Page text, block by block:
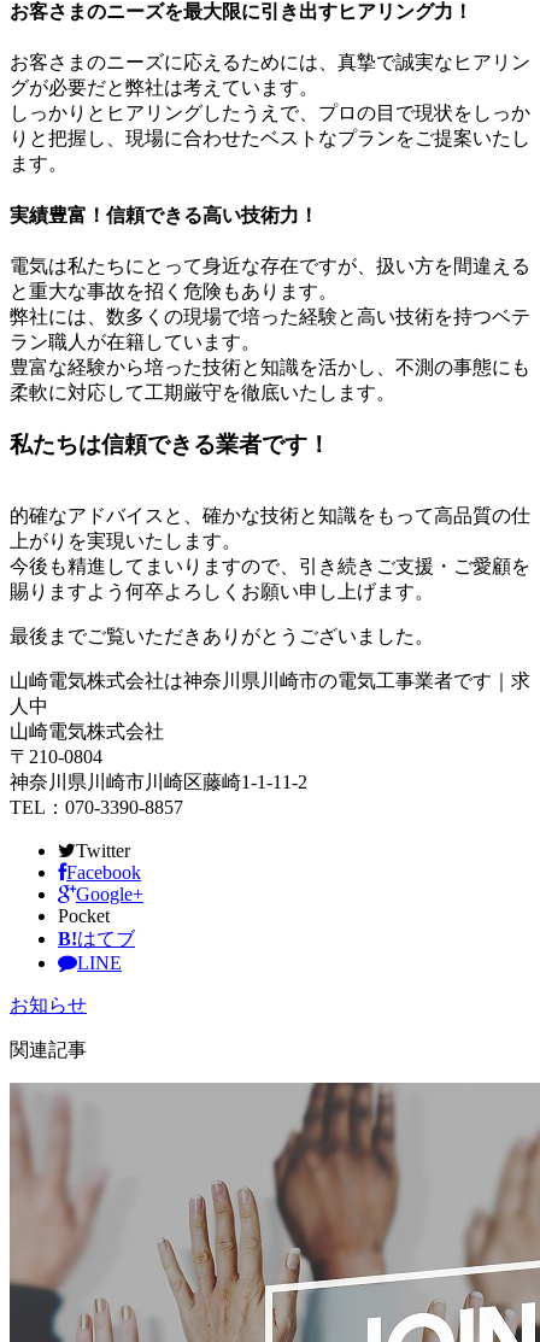
お客さまのニーズを最大限に引き出すヒアリング力！
お客さまのニーズに応えるためには、真摯で誠実なヒアリン
グが必要だと弊社は考えています。
しっかりとヒアリングしたうえで、プロの目で現状をしっか
りと把握し、現場に合わせたベストなプランをご提案いたし
ます。
実績豊富！信頼できる高い技術力！
電気は私たちにとって身近な存在ですが、扱い方を間違える
と重大な事故を招く危険もあります。
弊社には、数多くの現場で培った経験と高い技術を持つベテ
ラン職人が在籍しています。
豊富な経験から培った技術と知識を活かし、不測の事態にも
柔軟に対応して工期厳守を徹底いたします。
私たちは信頼できる業者です！
的確なアドバイスと、確かな技術と知識をもって高品質の仕
上がりを実現いたします。
今後も精進してまいりますので、引き続きご支援・ご愛顧を
賜りますよう何卒よろしくお願い申し上げます。
最後までご覧いただきありがとうございました。
山崎電気株式会社は神奈川県川崎市の電気工事業者です｜求
人中
山崎電気株式会社
〒210-0804
神奈川県川崎市川崎区藤崎1-1-11-2
TEL：070-3390-8857
Twitter
Facebook
Google+
Pocket
B!はてブ
LINE
お知らせ
関連記事